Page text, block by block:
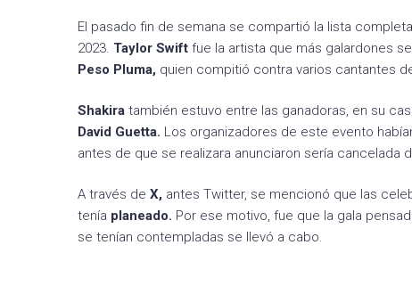
El pasado fin de semana se compartió la lista
2023. Taylor Swift fue la artista que más galardones
Peso Pluma, quien compitió contra varios cantantes
Shakira también estuvo entre las ganadoras, en su
David Guetta. Los organizadores de este evento
antes de que se realizara anunciaron sería cancelada
A través de X, antes Twitter, se mencionó que las
tenía planeado. Por ese motivo, fue que la gala
se tenían contempladas se llevó a cabo.